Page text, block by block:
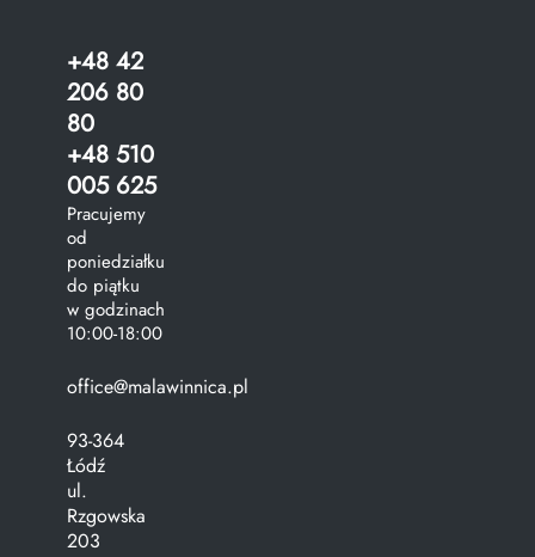
+48 42
206 80
80
+48 510
005 625
Pracujemy
od
poniedziałku
do piątku
w godzinach
10:00-18:00
office@malawinnica.pl
93-364
Łódź
ul.
Rzgowska
203